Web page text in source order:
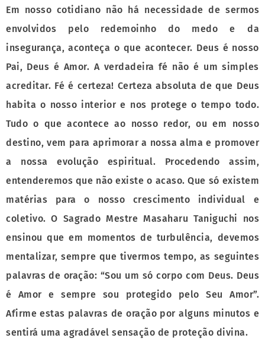
Em nosso cotidiano não há necessidade de sermos
envolvidos pelo redemoinho do medo e da
insegurança, aconteça o que acontecer. Deus é nosso
Pai, Deus é Amor. A verdadeira fé não é um simples
acreditar. Fé é certeza! Certeza absoluta de que Deus
habita o nosso interior e nos protege o tempo todo.
Tudo o que acontece ao nosso redor, ou em nosso
destino, vem para aprimorar a nossa alma e promover
a nossa evolução espiritual. Procedendo assim,
entenderemos que não existe o acaso. Que só existem
matérias para o nosso crescimento individual e
coletivo. O Sagrado Mestre Masaharu Taniguchi nos
ensinou que em momentos de turbulência, devemos
mentalizar, sempre que tivermos tempo, as seguintes
palavras de oração: “Sou um só corpo com Deus. Deus
é Amor e sempre sou protegido pelo Seu Amor”.
Afirme estas palavras de oração por alguns minutos e
sentirá uma agradável sensação de proteção divina.